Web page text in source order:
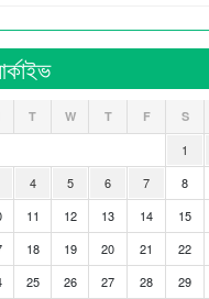
T W T F S
1
4 5 6 7 8
11 12 13 14 15
18 19 20 21 22
25 26 27 28 29